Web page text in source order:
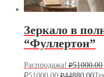
Зеркало в
“Фуллертон”
Распродажа! ₽51000.00
₽51000.00. 44880.00